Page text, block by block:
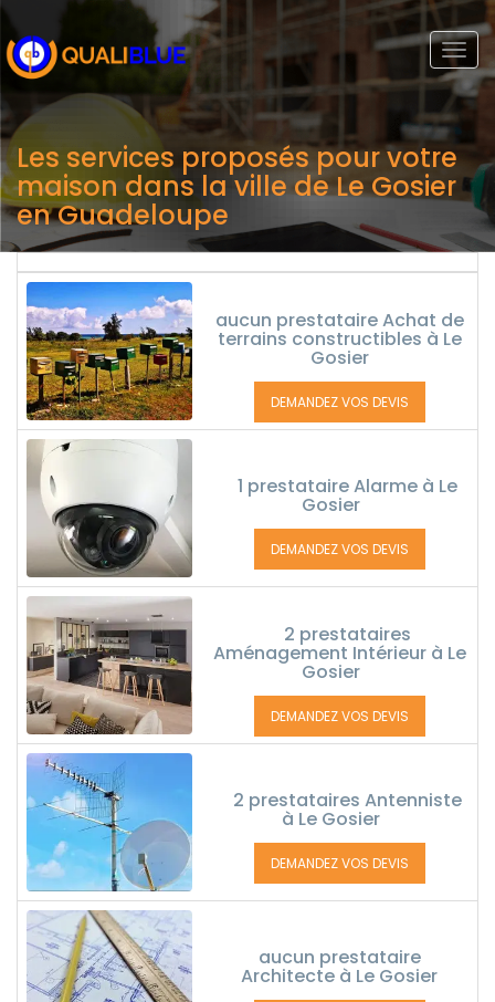
Les services proposés pour votre
maison dans la ville de Le Gosier
en Guadeloupe
aucun prestataire Achat de
terrains constructibles à Le
Gosier
DEMANDEZ VOS DEVIS
1 prestataire Alarme à Le
Gosier
DEMANDEZ VOS DEVIS
2 prestataires
Aménagement Intérieur à Le
Gosier
DEMANDEZ VOS DEVIS
2 prestataires Antenniste
à Le Gosier
DEMANDEZ VOS DEVIS
aucun prestataire
Architecte à Le Gosier